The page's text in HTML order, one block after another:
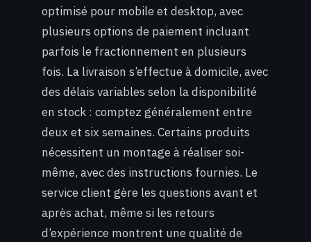
optimisé pour mobile et desktop, avec
plusieurs options de paiement incluant
parfois le fractionnement en plusieurs
fois. La livraison s’effectue à domicile, avec
des délais variables selon la disponibilité
en stock : comptez généralement entre
deux et six semaines. Certains produits
nécessitent un montage à réaliser soi-
même, avec des instructions fournies. Le
service client gère les questions avant et
après achat, même si les retours
d’expérience montrent une qualité de